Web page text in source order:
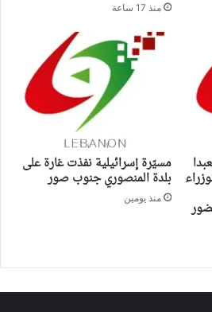
منذ 17 ساعة
مسيّرة إسرائيلية نفذت غارة على
بلدة المنصوري جنوب صور
منذ يومين